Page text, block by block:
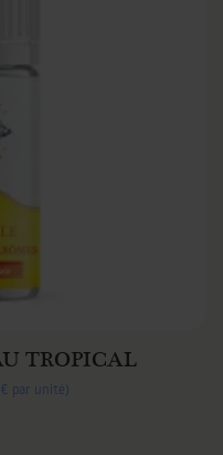
TROPICAL
€ par unité